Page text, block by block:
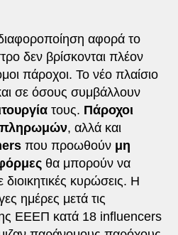
αφορά το
δεν βρίσκονται πλέον
πάροχοι. Το νέο πλαίσιο
σε όσους συμβάλλουν
τους. Πάροχοι
πληρωμών, αλλά και
που προωθούν μη
θα μπορούν να
κυρώσεις. Η
ημέρες μετά τις
ΕΕΕΠ κατά 18 influencers